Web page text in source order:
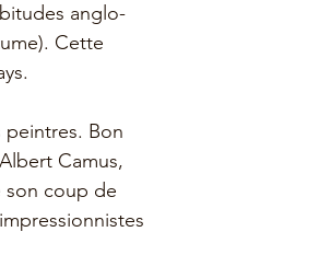
anglo-
Cette
peintres. Bon
Camus,
son coup de